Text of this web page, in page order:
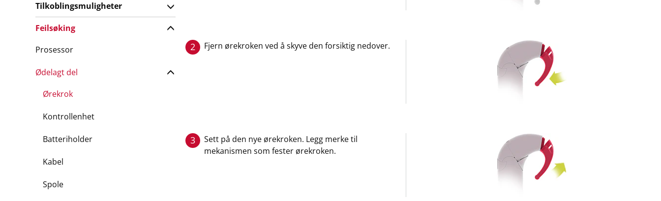
2 Fjern ørekroken ved å skyve den forsiktig nedover.
3
Sett på den nye ørekroken. Legg merke til
mekanismen som fester ørekroken.
Tilkoblingsmuligheter
Feilsøking
Prosessor
Ødelagt del
Ørekrok
Kontrollenhet
Batteriholder
Kabel
Spole